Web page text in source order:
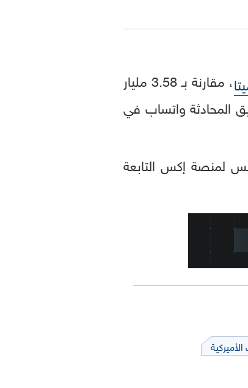
، مقارنة بـ 3.58 مليار
المحادثة واتساب في
لمنصة إكس التابعة